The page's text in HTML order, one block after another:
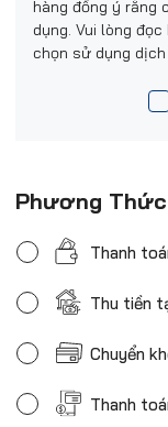
hàng đồng ý rằng
dụng. Vui lòng
chọn sử dụng dịch
Phương
Thanh
Thu tiền
Chuyển
Thanh